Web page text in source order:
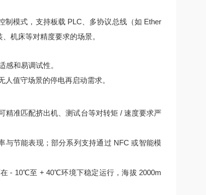
制模式，支持板载 PLC、多协议总线（如 Ether
机床等对精度要求的场景。
和易调试性。
人值守场景的停电再启动需求。
精准匹配挤出机、测试台等对转矩 / 速度要求严
与节能表现；部分系列支持通过 NFC 或智能模
- 10℃至 + 40℃环境下稳定运行，海拔 2000m